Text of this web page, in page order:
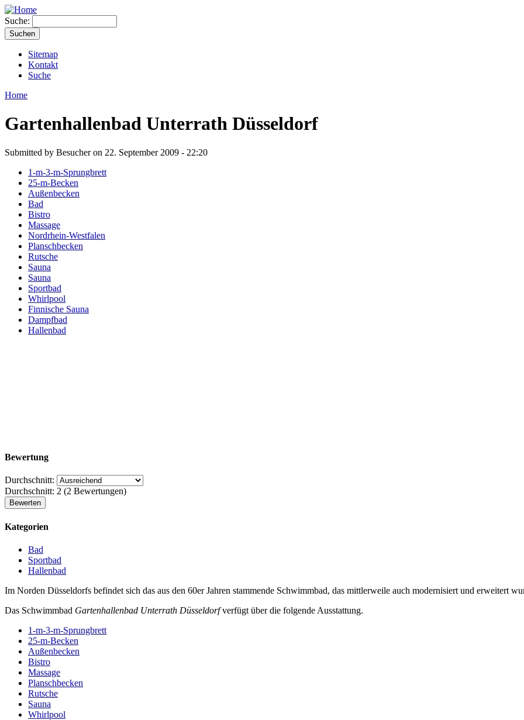
Suche:
Sitemap
Kontakt
Suche
Home
Gartenhallenbad Unterrath Düsseldorf
Submitted by Besucher on 22. September 2009 - 22:20
1-m-3-m-Sprungbrett
25-m-Becken
Außenbecken
Bad
Bistro
Massage
Nordrhein-Westfalen
Planschbecken
Rutsche
Sauna
Sauna
Sportbad
Whirlpool
Finnische Sauna
Dampfbad
Hallenbad
Bewertung
Durchschnitt:
Durchschnitt: 2 (2 Bewertungen)
Kategorien
Bad
Sportbad
Hallenbad
Im Norden Düsseldorfs befindet sich das aus den 60er Jahren stammende Schwimmbad, das mittlerweile auch modernisiert und erweitert
Das Schwimmbad Gartenhallenbad Unterrath Düsseldorfverfügt über die folgende Ausstattung.
1-m-3-m-Sprungbrett
25-m-Becken
Außenbecken
Bistro
Massage
Planschbecken
Rutsche
Sauna
Whirlpool